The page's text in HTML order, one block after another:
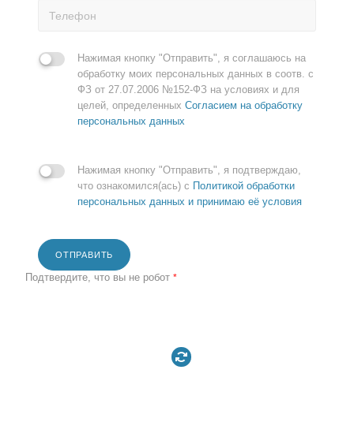
Нажимая кнопку "Отправить", я соглашаюсь на
обработку моих персональных данных в соотв. с
ФЗ от 27.07.2006 №152-ФЗ на условиях и для
целей, определенных Согласием на обработку
персональных данных
Нажимая кнопку "Отправить", я подтверждаю,
что ознакомился(ась) с Политикой обработки
персональных данных и принимаю её условия
ОТПРАВИТЬ
Подтвердите, что вы не робот *